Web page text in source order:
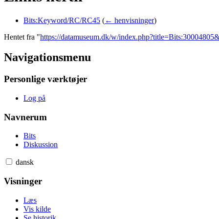
Bits:Keyword/RC/RC45 (← henvisninger)
Hentet fra "https://datamuseum.dk/w/
Navigationsmenu
Personlige værktøjer
Log på
Navnerum
Bits
Diskussion
dansk
Visninger
Læs
Vis kilde